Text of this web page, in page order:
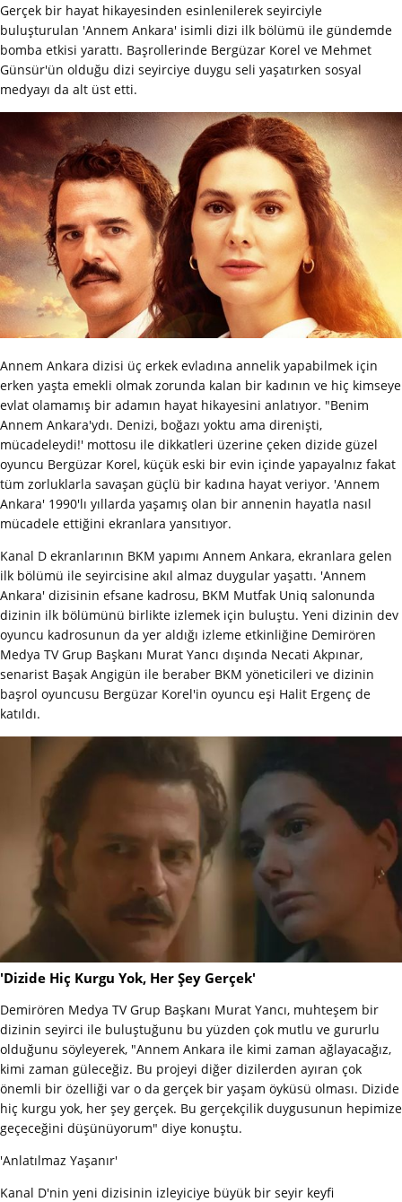
Gerçek bir hayat hikayesinden esinlenilerek seyirciyle
buluşturulan 'Annem Ankara' isimli dizi ilk bölümü ile gündemde
bomba etkisi yarattı. Başrollerinde Bergüzar Korel ve Mehmet
Günsür'ün olduğu dizi seyirciye duygu seli yaşatırken sosyal
medyayı da alt üst etti.
Annem Ankara dizisi üç erkek evladına annelik yapabilmek için
erken yaşta emekli olmak zorunda kalan bir kadının ve hiç kimseye
evlat olamamış bir adamın hayat hikayesini anlatıyor. "Benim
Annem Ankara'ydı. Denizi, boğazı yoktu ama direnişti,
mücadeleydi!' mottosu ile dikkatleri üzerine çeken dizide güzel
oyuncu Bergüzar Korel, küçük eski bir evin içinde yapayalnız fakat
tüm zorluklarla savaşan güçlü bir kadına hayat veriyor. 'Annem
Ankara' 1990'lı yıllarda yaşamış olan bir annenin hayatla nasıl
mücadele ettiğini ekranlara yansıtıyor.
Kanal D ekranlarının BKM yapımı Annem Ankara, ekranlara gelen
ilk bölümü ile seyircisine akıl almaz duygular yaşattı. 'Annem
Ankara' dizisinin efsane kadrosu, BKM Mutfak Uniq salonunda
dizinin ilk bölümünü birlikte izlemek için buluştu. Yeni dizinin dev
oyuncu kadrosunun da yer aldığı izleme etkinliğine Demirören
Medya TV Grup Başkanı Murat Yancı dışında Necati Akpınar,
senarist Başak Angigün ile beraber BKM yöneticileri ve dizinin
başrol oyuncusu Bergüzar Korel'in oyuncu eşi Halit Ergenç de
katıldı.
'Dizide Hiç Kurgu Yok, Her Şey Gerçek'
Demirören Medya TV Grup Başkanı Murat Yancı, muhteşem bir
dizinin seyirci ile buluştuğunu bu yüzden çok mutlu ve gururlu
olduğunu söyleyerek, "Annem Ankara ile kimi zaman ağlayacağız,
kimi zaman güleceğiz. Bu projeyi diğer dizilerden ayıran çok
önemli bir özelliği var o da gerçek bir yaşam öyküsü olması. Dizide
hiç kurgu yok, her şey gerçek. Bu gerçekçilik duygusunun hepimize
geçeceğini düşünüyorum" diye konuştu.
'Anlatılmaz Yaşanır'
Kanal D'nin yeni dizisinin izleyiciye büyük bir seyir keyfi